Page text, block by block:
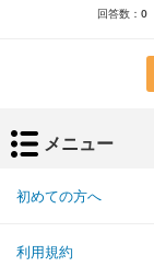
回答数： 0
メニュー
初めての方へ
利用規約